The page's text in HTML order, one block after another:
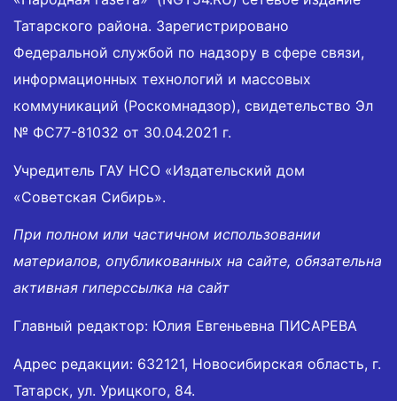
Татарского района. Зарегистрировано
Федеральной службой по надзору в сфере связи,
информационных технологий и массовых
коммуникаций (Роскомнадзор), свидетельство Эл
№ ФС77-81032 от 30.04.2021 г.
Учредитель ГАУ НСО «Издательский дом
«Советская Сибирь».
При полном или частичном использовании
материалов, опубликованных на сайте, обязательна
активная гиперссылка на сайт
Главный редактор: Юлия Евгеньевна ПИСАРЕВА
Адрес редакции: 632121, Новосибирская область, г.
Татарск, ул. Урицкого, 84.